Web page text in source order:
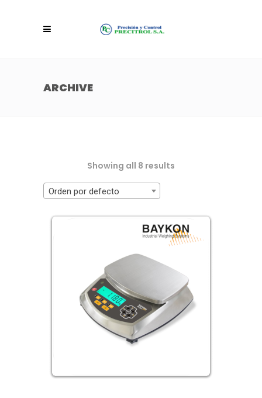
ARCHIVE
Showing all 8 results
Orden por defecto